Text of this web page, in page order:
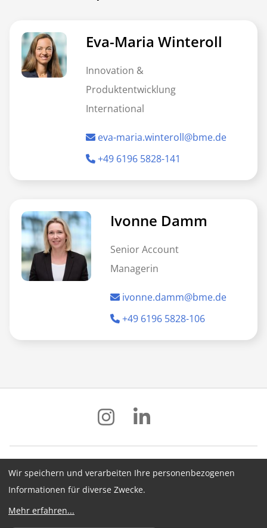
Eva-Maria Winteroll
Innovation &
Produktentwicklung
International
eva-maria.winteroll@bme.de
+49 6196 5828-141
Ivonne Damm
Senior Account
Managerin
ivonne.damm@bme.de
+49 6196 5828-106
Impressum Datenschutz
AGB
Hinweisgebersystem
Newsletter
Cookie-Konfiguration
Wir speichern und verarbeiten Ihre personenbezogenen
Informationen für diverse Zwecke.
Mehr erfahren...